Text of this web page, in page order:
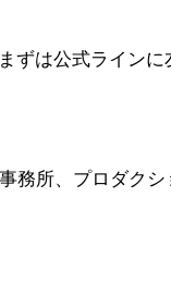
ずは公式ラインに
所、プロダクシ